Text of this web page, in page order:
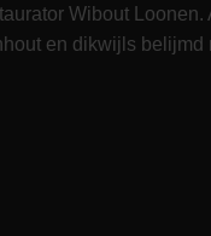
Wibout
en dikwijls belijmd